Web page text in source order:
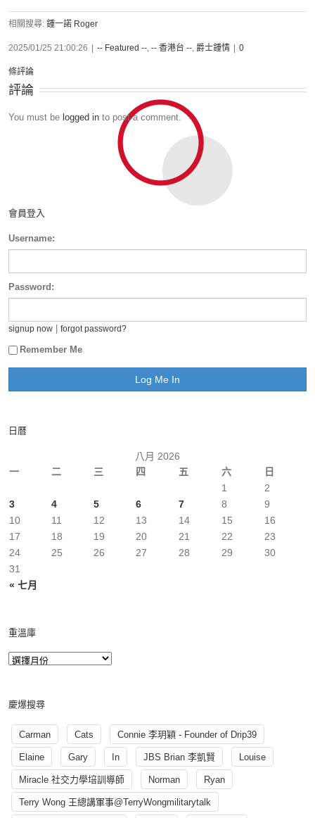
相關搜尋: 鍾一諾 Roger
2025/01/25 21:00:26 -- Featured --, -- 香港台 --, 爵士鍾情 0
條評論
評論
You must be logged in to post a comment.
會員登入
Username:
Password:
signup now forgot password?
Remember Me
日曆
八月 2026
一
二 三 四 五 六 日
« 七月
1
2
3
4 5 6 7 8
9
10
11 12 13 14 15
16
17
18 19 20 21 22
23
24
25 26 27 28 29
30
31
重溫庫
慶爆搜尋
Carman Cats Connie 李玥穎 - Founder of Drip39
Elaine Gary In JBS Brian 李凱賢 Louise
Miracle 社交力學培訓導師 Norman Ryan
Terry Wong 王總講軍事@TerryWongmilitarytalk